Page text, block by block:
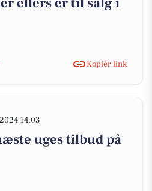
Kopiér link
14:03
uges tilbud på